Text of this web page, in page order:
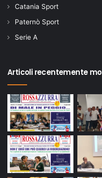
Catania Sport
Paternò Sport
Serie A
Articoli recentemente